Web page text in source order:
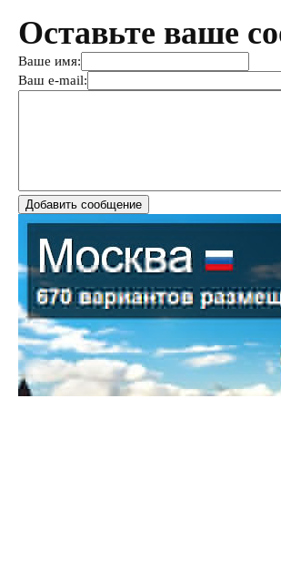
Оставьте ваше
Ваше имя:
Ваш e-mail: